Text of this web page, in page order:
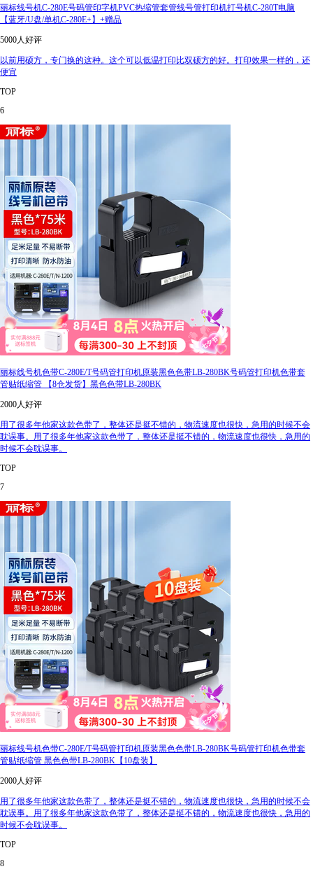
丽标线号机C-280E号码管印字机PVC热缩管套管线号管打印机打号机C-280T电脑
【蓝牙/U盘/单机C-280E+】+赠品
5000人好评
以前用硕方，专门换的这种。这个可以低温打印比双硕方的好。打印效果一样的，还
便宜
TOP
6
丽标线号机色带C-280E/T号码管打印机原装黑色色带LB-280BK号码管打印机色带套
管贴纸缩管 【8仓发货】黑色色带LB-280BK
2000人好评
用了很多年他家这款色带了，整体还是挺不错的，物流速度也很快，急用的时候不会
耽误事。用了很多年他家这款色带了，整体还是挺不错的，物流速度也很快，急用的
时候不会耽误事。
TOP
7
丽标线号机色带C-280E/T号码管打印机原装黑色色带LB-280BK号码管打印机色带套
管贴纸缩管 黑色色带LB-280BK【10盘装】
2000人好评
用了很多年他家这款色带了，整体还是挺不错的，物流速度也很快，急用的时候不会
耽误事。用了很多年他家这款色带了，整体还是挺不错的，物流速度也很快，急用的
时候不会耽误事。
TOP
8